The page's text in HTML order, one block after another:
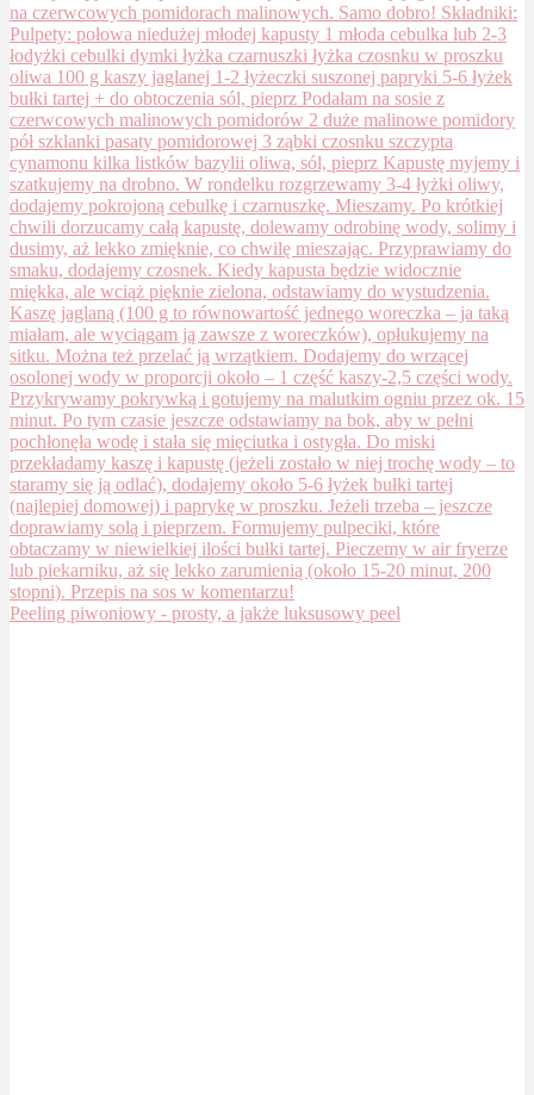
Peeling piwoniowy - prosty, a jakże luksusowy peel